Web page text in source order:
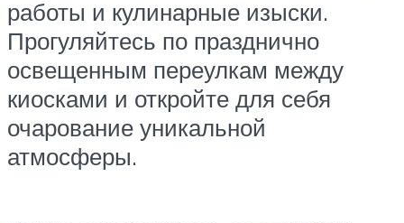
работы и кулинарные изыски.
Прогуляйтесь по празднично
освещенным переулкам между
киосками и откройте для себя
очарование уникальной
атмосферы.